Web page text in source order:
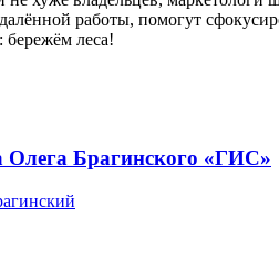
работы, помогут
леса!
Олега Брагинского «ГИС»